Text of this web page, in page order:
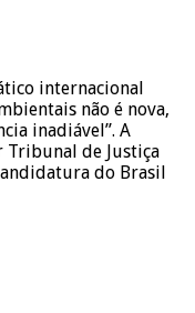
internacional
não é nova,
inadiável”. A
Tribunal de Justiça
do Brasil